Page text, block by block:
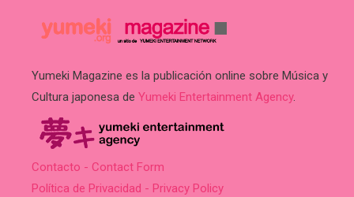
Yumeki Magazine es la publicación online sobre Música y
Cultura japonesa de Yumeki Entertainment Agency.
Contacto - Contact Form
Política de Privacidad - Privacy Policy